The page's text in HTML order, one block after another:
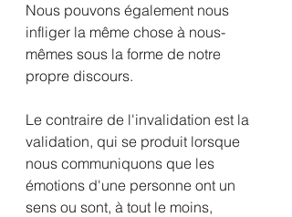
Nous pouvons également nous
infliger la même chose à nous-
mêmes sous la forme de notre
propre discours.
Le contraire de l'invalidation est la
validation, qui se produit lorsque
nous communiquons que les
émotions d'une personne ont un
sens ou sont, à tout le moins,